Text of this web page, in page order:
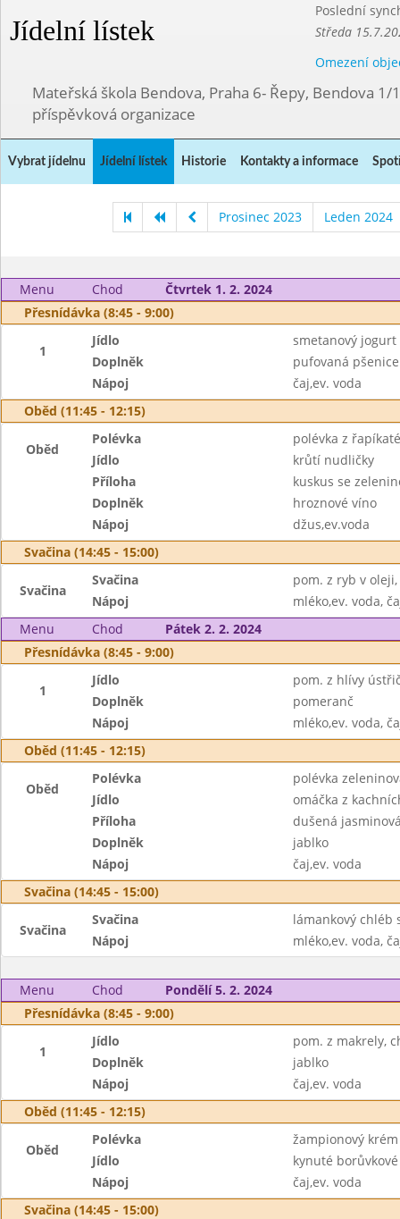
Jídelní lístek
Poslední
Středa
Omezení
Mateřská škola Bendova, Praha 6- Řepy, Bendova 1/
příspěvková organizace
Vybrat jídelnu Jídelní lístek Historie Kontakty a informace
Prosinec 2023 Leden 2024
Menu Chod
Čtvrtek 1. 2. 2024
Přesnídávka (8:45 - 9:00)
1
Jídlo
smetanový jogurt
Doplněk
pufovaná pšenice
Nápoj
čaj,ev. voda
Oběd (11:45 - 12:15)
Oběd
Polévka
polévka z
Jídlo
krůtí nudličky
Příloha
kuskus se
Doplněk
hroznové víno
Nápoj
džus,ev.voda
Svačina (14:45 - 15:00)
Svačina
Svačina
pom. z ryb v
Nápoj
mléko,ev. voda,
Menu
Chod
Pátek 2. 2. 2024
Přesnídávka (8:45 - 9:00)
1
Jídlo
pom. z hlívy
Doplněk
pomeranč
Nápoj
mléko,ev. voda,
Oběd (11:45 - 12:15)
Oběd
Polévka
polévka
Jídlo
omáčka z
Příloha
dušená
Doplněk
jablko
Nápoj
čaj,ev. voda
Svačina (14:45 - 15:00)
Svačina
Svačina
lámankový chléb
Nápoj
mléko,ev. voda,
Menu Chod
Pondělí 5. 2. 2024
Přesnídávka (8:45 - 9:00)
1
Jídlo
pom. z makrely,
Doplněk
jablko
Nápoj
čaj,ev. voda
Oběd (11:45 - 12:15)
Oběd
Polévka
žampionový
Jídlo
kynuté
Nápoj
čaj,ev. voda
Svačina (14:45 - 15:00)